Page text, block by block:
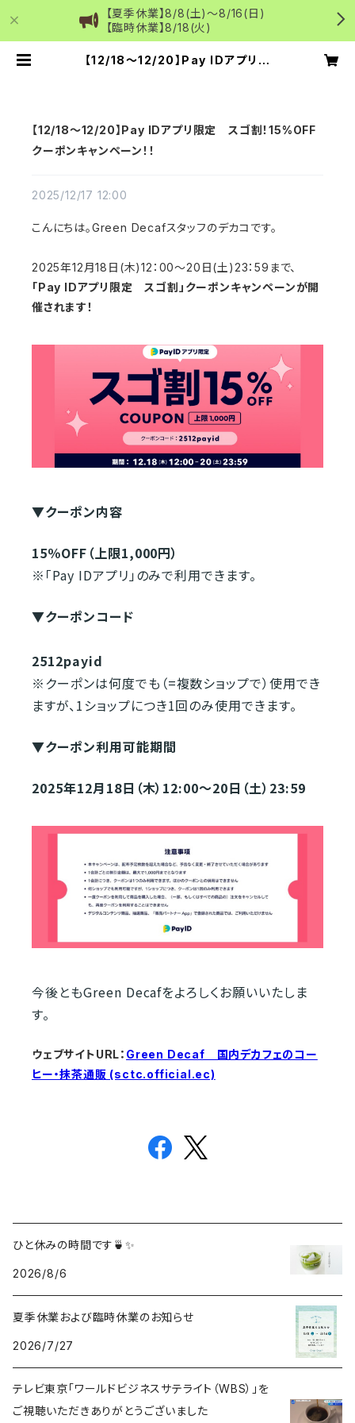
【夏季休業】8/8(土)～8/16(日)
【臨時休業】8/18(火)
【12/18～12/20】Pay IDアプリ限
【12/18～12/20】Pay IDアプリ限定 スゴ割！15%OFF
クーポンキャンペーン！！
2025/12/17 12:00
こんにちは。Green Decafスタッフのデカコです。
2025年12月18日(木)12：00～20日(土)23：59まで、
「Pay IDアプリ限定 スゴ割」クーポンキャンペーンが開
催されます！
▼クーポン内容
15％OFF（上限1,000円）
※「Pay IDアプリ」のみで利用できます。
▼クーポンコード
2512payid
※クーポンは何度でも（=複数ショップで）使用でき
ますが、1ショップにつき1回のみ使用できます。
▼クーポン利用可能期間
2025年12月18日（木）12:00〜20日（土）23:59
今後ともGreen Decafをよろしくお願いいたしま
す。
ウェブサイトURL： Green Decaf 国内デカフェのコー
ヒー・抹茶通販 (sctc.official.ec)
ひと休みの時間です🍵✨
2026/8/6
夏季休業および臨時休業のお知らせ
2026/7/27
テレビ東京「ワールドビジネスサテライト（WBS）」を
ご視聴いただきありがとうございました